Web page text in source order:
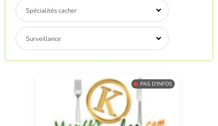
Spécialités cacher
Surveillance
PAS D'INFOS